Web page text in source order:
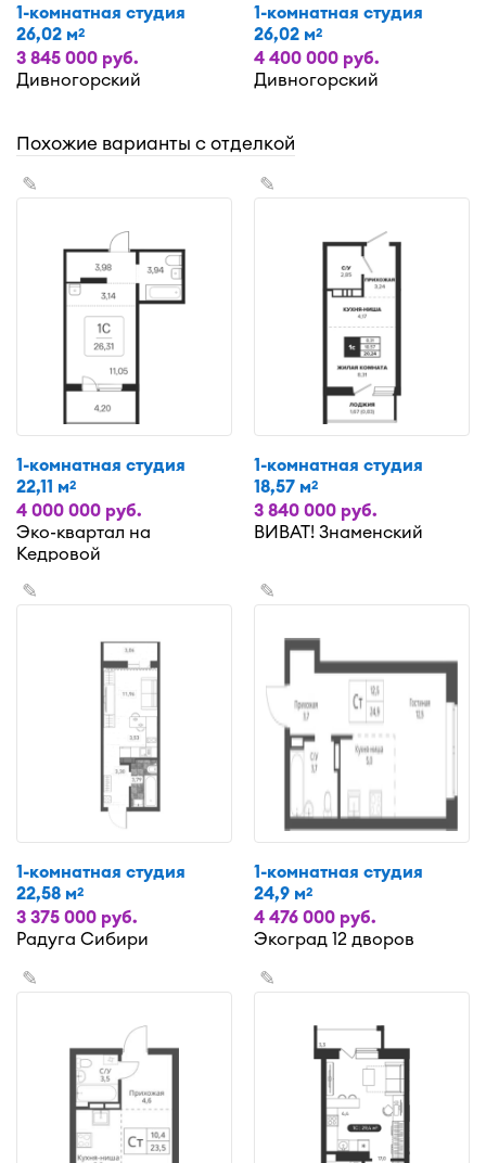
1-комнатная студия
26,02 м2
3 845 000 руб.
Дивногорский
1-комнатная студия
26,02 м2
4 400 000 руб.
Дивногорский
Похожие варианты с отделкой
✎
1-комнатная студия
22,11 м2
4 000 000 руб.
Эко-квартал на
Кедровой
✎
1-комнатная студия
18,57 м2
3 840 000 руб.
ВИВАТ! Знаменский
✎
1-комнатная студия
22,58 м2
3 375 000 руб.
Радуга Сибири
✎
1-комнатная студия
24,9 м2
4 476 000 руб.
Экоград 12 дворов
✎ ✎